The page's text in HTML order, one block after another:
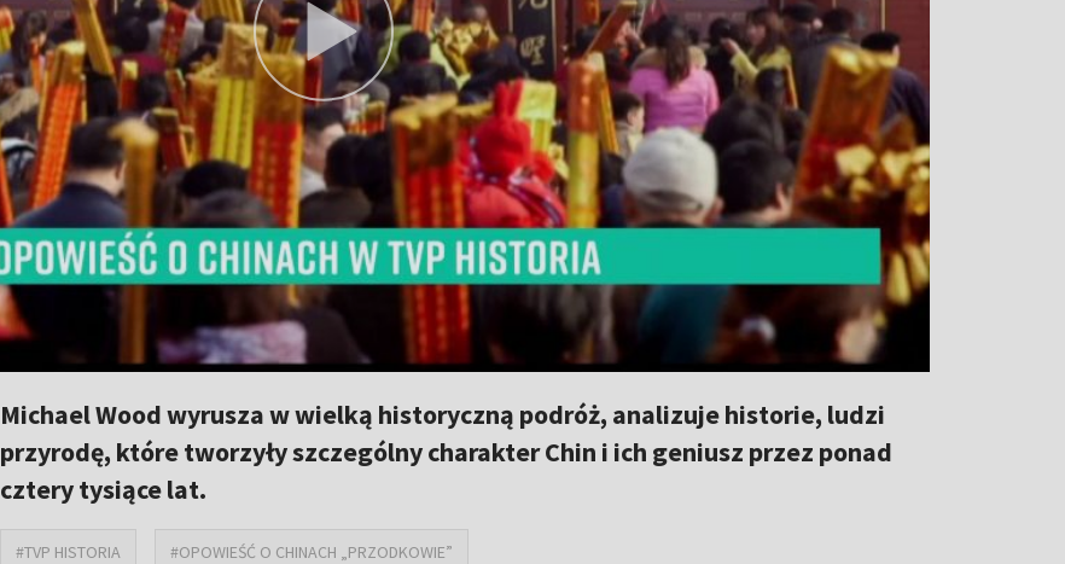
Michael Wood wyrusza w wielką historyczną podróż, analizuje historie, ludzi
przyrodę, które tworzyły szczególny charakter Chin i ich geniusz przez ponad
cztery tysiące lat.
#TVP HISTORIA #OPOWIEŚĆ O CHINACH „PRZODKOWIE”